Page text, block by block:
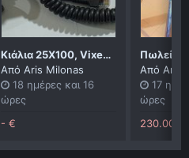
Κιάλια 25Χ100, Vixen StarBookS, Robofocus, Televue Starbeam, Fastar για C14, Νευτώνειο 8in, Διοπτρικό 120/600.
Από Aris Milonas
18 ημέρες και 16
ώρες
- €
Από Aris
17
ώρες
230.00